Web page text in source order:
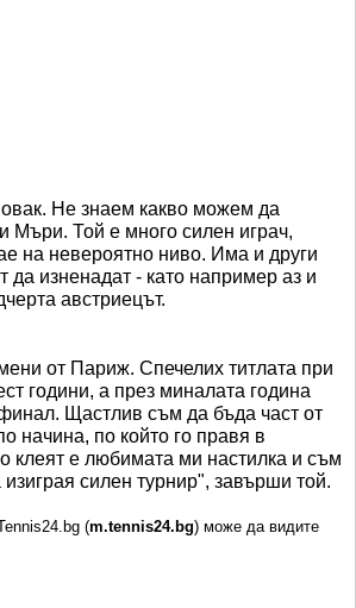
Не знаем какво можем да
Мъри. Той е много силен играч,
на невероятно ниво. Има и други
да изненадат - като например аз и
австриецът.
от Париж. Спечелих титлата при
години, а през миналата година
Щастлив съм да бъда част от
начина, по който го правя в
клеят е любимата ми настилка и съм
силен турнир", завърши той.
(m.tennis24.bg) може да видите